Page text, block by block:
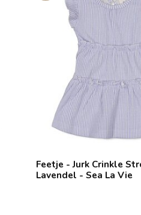
Feetje - Jurk Crinkle
Lavendel - Sea La Vie